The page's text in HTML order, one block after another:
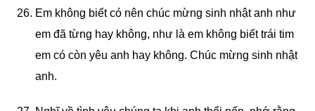
Em không biết có nên chúc mừng sinh nhật anh như
em đã từng hay không, như là em không biết trái tim
em có còn yêu anh hay không. Chúc mừng sinh nhật
anh.